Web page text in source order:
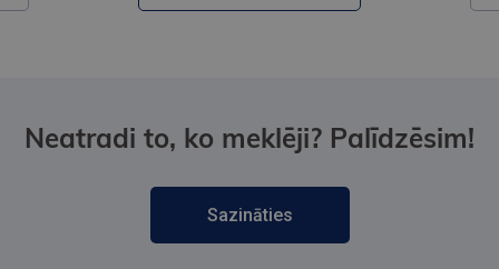
Neatradi to, ko meklēji? Palīdzēsim!
Sazināties